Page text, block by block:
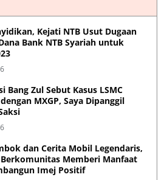
Kejati NTB Usut Dugaan
Bank NTB Syariah untuk
Bang Zul Sebut Kasus LSMC
MXGP, Saya Dipanggil
dan Cerita Mobil Legendaris,
Memberi Manfaat
Imej Positif